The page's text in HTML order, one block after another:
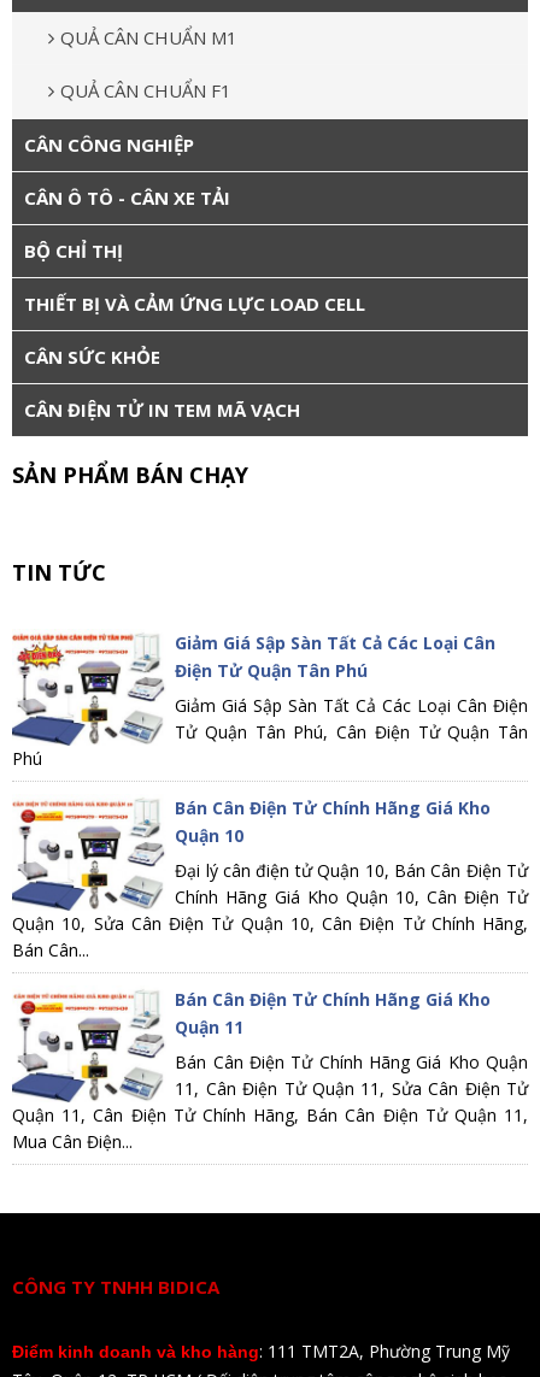
QUẢ CÂN CHUẨN M1
QUẢ CÂN CHUẨN F1
CÂN CÔNG NGHIỆP
CÂN Ô TÔ - CÂN XE TẢI
BỘ CHỈ THỊ
THIẾT BỊ VÀ CẢM ỨNG LỰC LOAD CELL
CÂN SỨC KHỎE
CÂN ĐIỆN TỬ IN TEM MÃ VẠCH
SẢN PHẨM BÁN CHẠY
TIN TỨC
Giảm Giá Sập Sàn Tất Cả Các Loại Cân
Điện Tử Quận Tân Phú
Giảm Giá Sập Sàn Tất Cả Các Loại Cân Điện
Tử Quận Tân Phú, Cân Điện Tử Quận Tân
Phú
Bán Cân Điện Tử Chính Hãng Giá Kho
Quận 10
Đại lý cân điện tử Quận 10, Bán Cân Điện Tử
Chính Hãng Giá Kho Quận 10, Cân Điện Tử
Quận 10, Sửa Cân Điện Tử Quận 10, Cân Điện Tử Chính Hãng,
Bán Cân...
Bán Cân Điện Tử Chính Hãng Giá Kho
Quận 11
Bán Cân Điện Tử Chính Hãng Giá Kho Quận
11, Cân Điện Tử Quận 11, Sửa Cân Điện Tử
Quận 11, Cân Điện Tử Chính Hãng, Bán Cân Điện Tử Quận 11,
Mua Cân Điện...
CÔNG TY TNHH BIDICA
Điểm kinh doanh và kho hàng: 111 TMT2A, Phường Trung Mỹ